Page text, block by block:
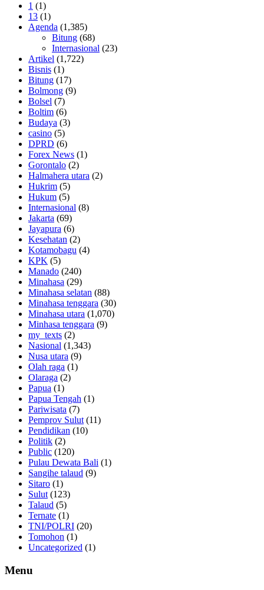
1 (1)
13 (1)
Agenda (1,385)
Bitung (68)
Internasional (23)
Artikel (1,722)
Bisnis (1)
Bitung (17)
Bolmong (9)
Bolsel (7)
Boltim (6)
Budaya (3)
casino (5)
DPRD (6)
Forex News (1)
Gorontalo (2)
Halmahera utara (2)
Hukrim (5)
Hukum (5)
Internasional (8)
Jakarta (69)
Jayapura (6)
Kesehatan (2)
Kotamobagu (4)
KPK (5)
Manado (240)
Minahasa (29)
Minahasa selatan (88)
Minahasa tenggara (30)
Minahasa utara (1,070)
Minhasa tenggara (9)
my_texts (2)
Nasional (1,343)
Nusa utara (9)
Olah raga (1)
Olaraga (2)
Papua (1)
Papua Tengah (1)
Pariwisata (7)
Pemprov Sulut (11)
Pendidikan (10)
Politik (2)
Public (120)
Pulau Dewata Bali (1)
Sangihe talaud (9)
Sitaro (1)
Sulut (123)
Talaud (5)
Ternate (1)
TNI/POLRI (20)
Tomohon (1)
Uncategorized (1)
Menu